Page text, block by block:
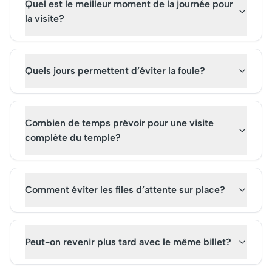
Quel est le meilleur moment de la journée pour
la visite?
Quels jours permettent d’éviter la foule?
Combien de temps prévoir pour une visite
complète du temple?
Comment éviter les files d’attente sur place?
Peut-on revenir plus tard avec le même billet?